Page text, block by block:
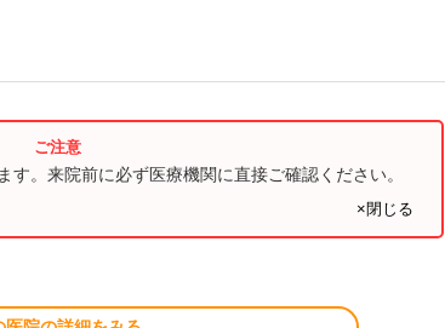
。来院前に必ず医療機関に直接ご確認ください。
×閉じる